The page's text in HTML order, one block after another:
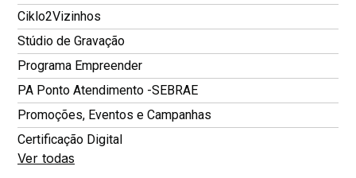
Ciklo2Vizinhos
Stúdio de Gravação
Programa Empreender
PA Ponto Atendimento -SEBRAE
Promoções, Eventos e Campanhas
Certificação Digital
Ver todas